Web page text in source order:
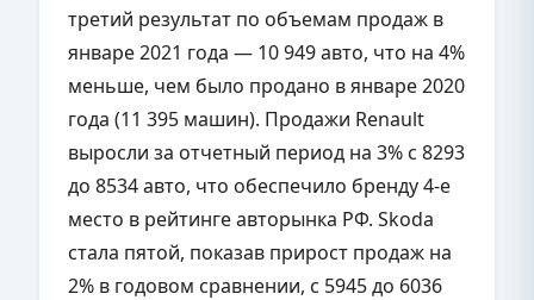
третий результат по объемам продаж в
январе 2021 года — 10 949 авто, что на 4%
меньше, чем было продано в январе 2020
года (11 395 машин). Продажи Renault
выросли за отчетный период на 3% с 8293
до 8534 авто, что обеспечило бренду 4-е
место в рейтинге авторынка РФ. Skoda
стала пятой, показав прирост продаж на
2% в годовом сравнении, с 5945 до 6036